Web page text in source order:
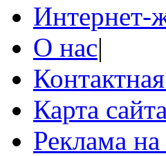
Интернет-
О нас|
Карта сайта
Реклама на